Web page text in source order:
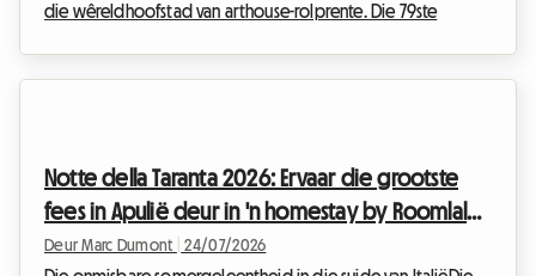
die wêreldhoofstad van arthouse-rolprente. Die 79ste
kopkrap verander, veral wanneer dit kom by die vind ...
Notte della Taranta 2026: Ervaar die grootste
fees in Apulië deur in 'n homestay by Roomlala
te bly
Deur Marc Dumont 24/07/2026